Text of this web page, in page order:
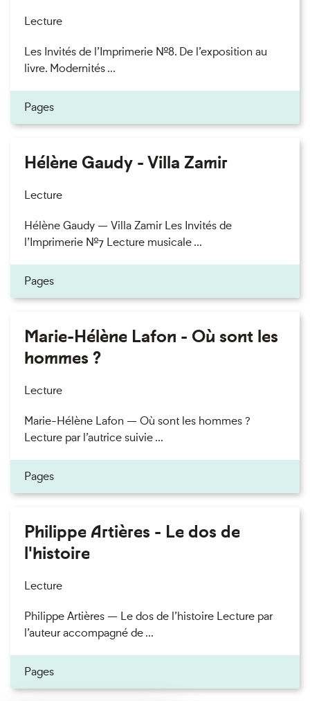
Lecture
Les Invités de l’Imprimerie n°8. De l’exposition au
livre. Modernités ...
Pages
Hélène Gaudy - Villa Zamir
Lecture
Hélène Gaudy — Villa Zamir Les Invités de
l’Imprimerie n°7 Lecture musicale ...
Pages
Marie-Hélène Lafon - Où sont les
hommes ?
Lecture
Marie-Hélène Lafon — Où sont les hommes ?
Lecture par l’autrice suivie ...
Pages
Philippe Artières - Le dos de
l'histoire
Lecture
Philippe Artières — Le dos de l’histoire Lecture par
l’auteur accompagné de ...
Pages